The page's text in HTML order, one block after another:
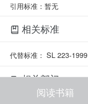
引用标准：暂无
相关标准
代替标准： SL 223-1999
相关部门
阅读书籍